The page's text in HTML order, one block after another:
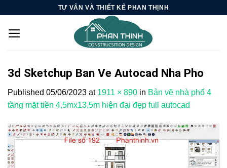
content
TƯ VẤN VÀ THIẾT KẾ PHAN THỊNH
3d Sketchup Ban Ve Autocad Nha Pho
Published 05/06/2023 at 1911 × 890 in Bản vẽ nhà phố 4
tầng mặt tiền 4,5mx13,5m hiện đại đẹp full autocad